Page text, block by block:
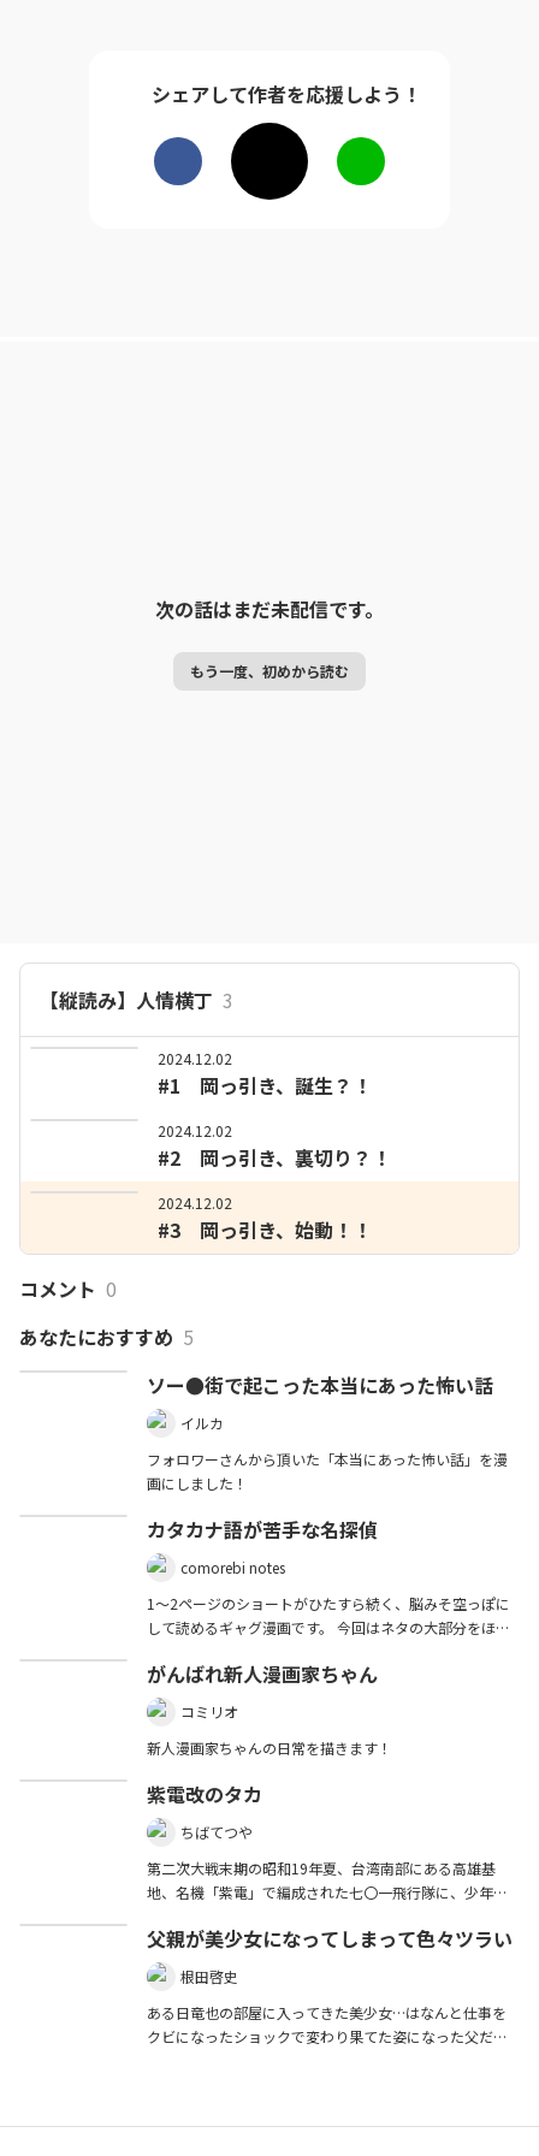
シェアして作者を応援しよう！
次の話はまだ未配信です。
もう一度、初めから読む
【縦読み】人情横丁 3
2024.12.02
#1 岡っ引き、誕生？！
2024.12.02
#2 岡っ引き、裏切り？！
2024.12.02
#3 岡っ引き、始動！！
あなたにおすすめ 5
ソー●街で起こった本当にあった怖い話
イルカ
フォロワーさんから頂いた「本当にあった怖い話」を漫
画にしました！
カタカナ語が苦手な名探偵
comorebi notes
1～2ページのショートがひたすら続く、脳みそ空っぽに
して読めるギャグ漫画です。 今回はネタの大部分をほの
チ！ --- 2022/2/20のコミティア139で頒布して同人誌で
す。
がんばれ新人漫画家ちゃん
コミリオ
新人漫画家ちゃんの日常を描きます！
紫電改のタカ
ちばてつや
第二次大戦末期の昭和19年夏、台湾南部にある高雄基
地、名機「紫電」で編成された七〇一飛行隊に、少年飛
七〇一飛行隊だったが、滝が入って早々実戦の機会が訪
れる。勝手に編隊を離れ、単独行動をとった滝は大目玉
をくらうが、仲間達には受け入れられる。ある時、フィ
リピンのマルコット米軍基地を七〇一飛行隊だけで襲撃
せよという緊急指令が入って…戦争とは何か？何のため
父親が美少女になってしまって色々ツラい
根田啓史
ある日竜也の部屋に入ってきた美少女…はなんと仕事を
クビになったショックで変わり果てた姿になった父だっ
で、お父さんが親友に…？
コメント 0